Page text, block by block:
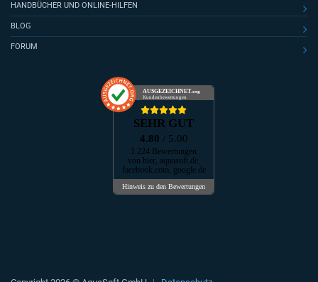
HANDBÜCHER UND ONLINE-HILFEN
BLOG
FORUM
AUSGEZEICHNET.org
Kundenbewertungen
SEHR GUT
4.80 / 5.00
1.224 Bewertungen
von hier, aquasoft.de,
facebook.com, google.de
Hinweis zu den Bewertungen